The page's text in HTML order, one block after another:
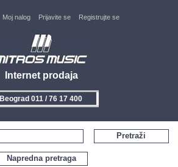
Internet prodaja
Moj nalog Prijavite se Registrujte se
Beograd 011 / 76 17 400
HOME
KONTAKT
Napredna pretraga
Pretraži